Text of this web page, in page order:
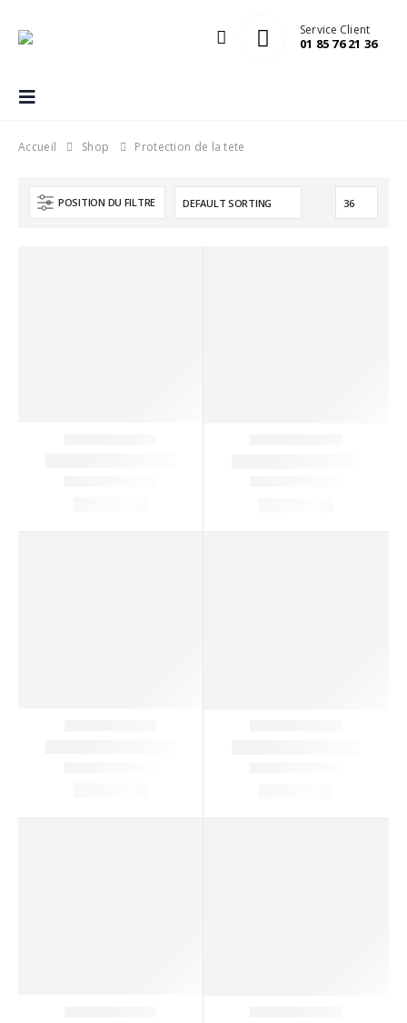
Service Client
01 85 76 21 36
Accueil Shop Protection de la tete
POSITION DU FILTRE